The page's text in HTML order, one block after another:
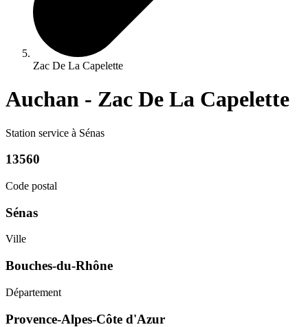
Zac De La Capelette
Auchan - Zac De La Capelette
Station service à Sénas
13560
Code postal
Sénas
Ville
Bouches-du-Rhône
Département
Provence-Alpes-Côte d'Azur